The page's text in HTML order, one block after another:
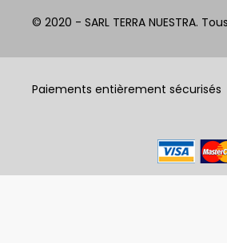
© 2020 - SARL TERRA NUESTRA.
Paiements entièrement sécurisés